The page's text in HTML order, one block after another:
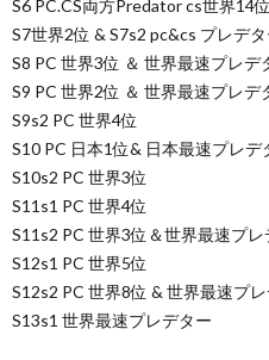
S6 PC.CS両方Predator cs世界14位
S7世界2位 & S7s2 pc&cs プレデ
S8 PC 世界3位 ＆ 世界最速プレデ
S9 PC 世界2位 ＆ 世界最速プレデ
S9s2 PC 世界4位
S10 PC 日本1位& 日本最速プレデ
S10s2 PC 世界3位
S11s1 PC 世界4位
S11s2 PC 世界3位＆世界最速プレ
S12s1 PC 世界5位
S12s2 PC 世界8位 & 世界最速プ
S13s1 世界最速プレデター